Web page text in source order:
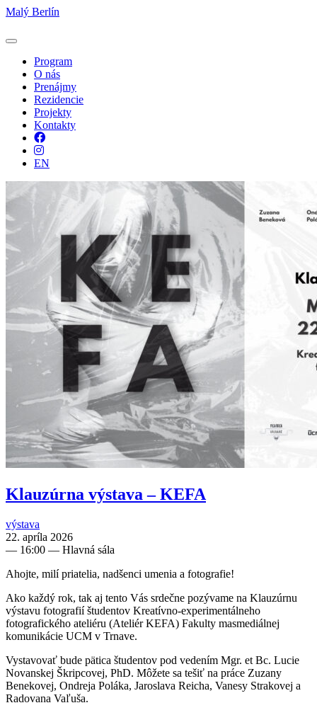
Malý Berlín
Program
O nás
Prenájmy
Rezidencie
Projekty
Kontakty
Facebook
Instagram
EN
Klauzúrna výstava – KEFA
výstava
22. apríla 2026
— 16:00 — Hlavná sála
Ahojte, milí priatelia, nadšenci umenia a fotografie!
Ako každý rok, tak aj tento Vás srdečne pozývame na Klauzúrnu
výstavu fotografií študentov Kreatívno-experimentálneho
fotografického ateliéru (Ateliér KEFA) Fakulty masmediálnej
komunikácie UCM v Trnave.
Vystavovať bude pätica študentov pod vedením Mgr. et Bc. Lucie
Novanskej Škripcovej, PhD. Môžete sa tešiť na práce Zuzany
Benekovej, Ondreja Poláka, Jaroslava Reicha, Vanesy Strakovej a
Radovana Vaľuša.